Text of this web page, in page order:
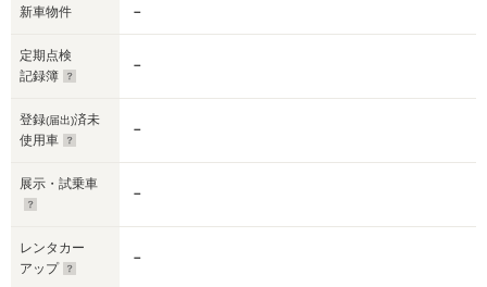
新車物件 －
定期点検
記録簿
－
登録(届出)済未
使用車
－
展示・試乗車
－
レンタカー
アップ
－